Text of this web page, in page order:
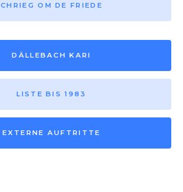
CHRIEG OM DE FRIEDE
DÄLLEBACH KARI
LISTE BIS 1983
EXTERNE AUFTRITTE